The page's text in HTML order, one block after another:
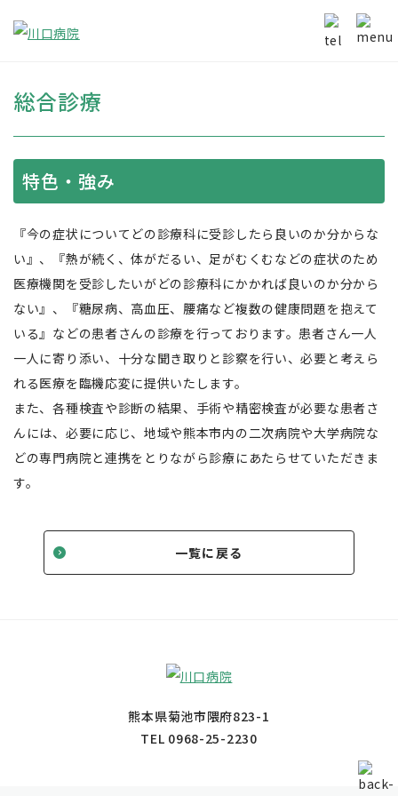
総合診療
特色・強み
『今の症状についてどの診療科に受診したら良いのか分からな
い』、『熱が続く、体がだるい、足がむくむなどの症状のため
医療機関を受診したいがどの診療科にかかれば良いのか分から
ない』、『糖尿病、高血圧、腰痛など複数の健康問題を抱えて
いる』などの患者さんの診療を行っております。患者さん一人
一人に寄り添い、十分な聞き取りと診察を行い、必要と考えら
れる医療を臨機応変に提供いたします。
また、各種検査や診断の結果、手術や精密検査が必要な患者さ
んには、必要に応じ、地域や熊本市内の二次病院や大学病院な
どの専門病院と連携をとりながら診療にあたらせていただきま
す。
一覧に戻る
熊本県菊池市隈府823-1
TEL 0968-25-2230